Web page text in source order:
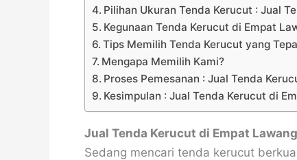
Pilihan Ukuran Tenda Kerucut : Jual
Kegunaan Tenda Kerucut di Empat
Tips Memilih Tenda Kerucut yang
Mengapa Memilih Kami?
Proses Pemesanan : Jual Tenda
Kesimpulan : Jual Tenda Kerucut di
Jual Tenda Kerucut di Empat
Sedang mencari tenda kerucut